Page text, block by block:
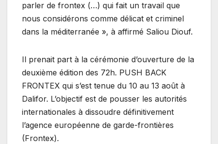
parler de frontex (…) qui fait un travail que
nous considérons comme délicat et criminel
dans la méditerranée », à affirmé Saliou Diouf.
Il prenait part à la cérémonie d’ouverture de la
deuxième édition des 72h. PUSH BACK
FRONTEX qui s’est tenue du 10 au 13 août à
Dalifor. L’objectif est de pousser les autorités
internationales à dissoudre définitivement
l’agence européenne de garde-frontières
(Frontex).